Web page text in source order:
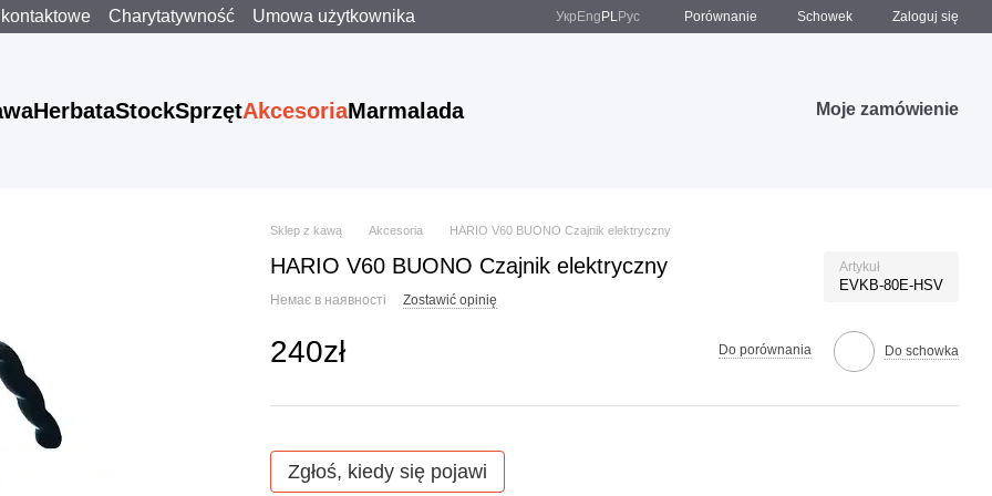
Charytatywność
Umowa użytkownika
Укр Eng PLРус Porównanie Schowek Zaloguj się
HerbataStockSprzętAkcesoriaMarmalada Moje zamówienie
Sklep z kawą Akcesoria HARIO V60 BUONO Czajnik elektryczny
HARIO V60 BUONO Czajnik elektryczny Artykuł
EVKB-80E-HSV
Немає в наявності Zostawić opinię
240zł Do porównania Do schowka
Zgłoś, kiedy się pojawi